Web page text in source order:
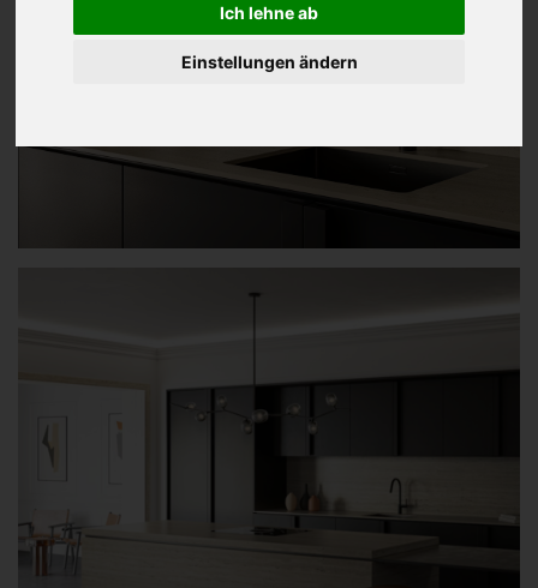
Ich lehne ab
Einstellungen ändern